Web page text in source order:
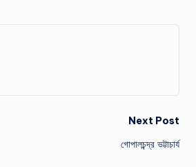
Next Post
গোপালচন্দ্র ভট্টাচার্য